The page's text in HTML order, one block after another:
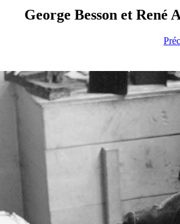
George Besson et